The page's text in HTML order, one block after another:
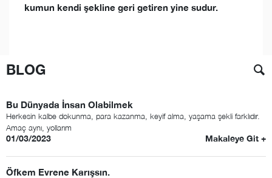
kumun kendi şekline geri getiren yine sudur.
BLOG
Bu Dünyada İnsan Olabilmek
Herkesin kalbe dokunma, para kazanma, keyif alma, yaşama şekli farklıdır.
Amaç aynı, yollarım
01/03/2023 Makaleye Git +
Öfkem Evrene Karışsın.